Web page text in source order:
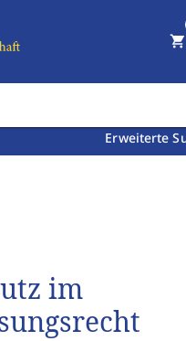
Erweiterte
shopping_cart
im